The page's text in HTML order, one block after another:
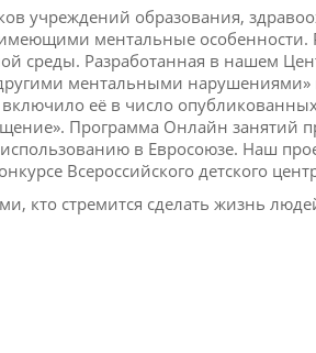
учреждений образования,
ментальные особенности.
среды. Разработанная в нашем
ментальными нарушениями»
её в число
Программа Онлайн занятий
в Евросоюзе. Наш
Всероссийского детского
кто стремится сделать жизнь